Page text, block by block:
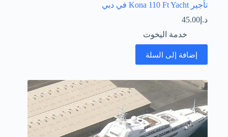
تأجير Kona 110 Ft Yacht في دبي
د.إ 45.00
خدمة اليخوت
إضافة إلى السلة